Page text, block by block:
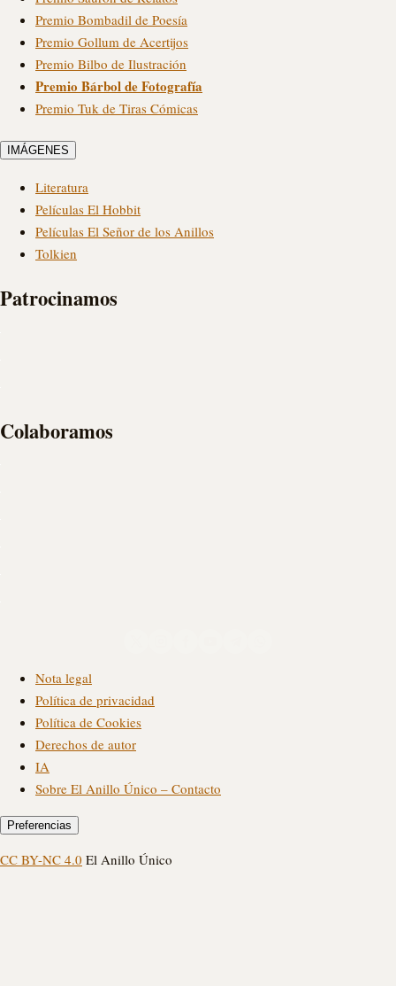
Premio Bombadil de Poesía
Premio Gollum de Acertijos
Premio Bilbo de Ilustración
Premio Bárbol de Fotografía
Premio Tuk de Tiras Cómicas
IMÁGENES
Literatura
Películas El Hobbit
Películas El Señor de los Anillos
Tolkien
Patrocinamos
Colaboramos
Nota legal
Política de privacidad
Política de Cookies
Derechos de autor
IA
Sobre El Anillo Único – Contacto
Preferencias
CC BY-NC 4.0 El Anillo Único